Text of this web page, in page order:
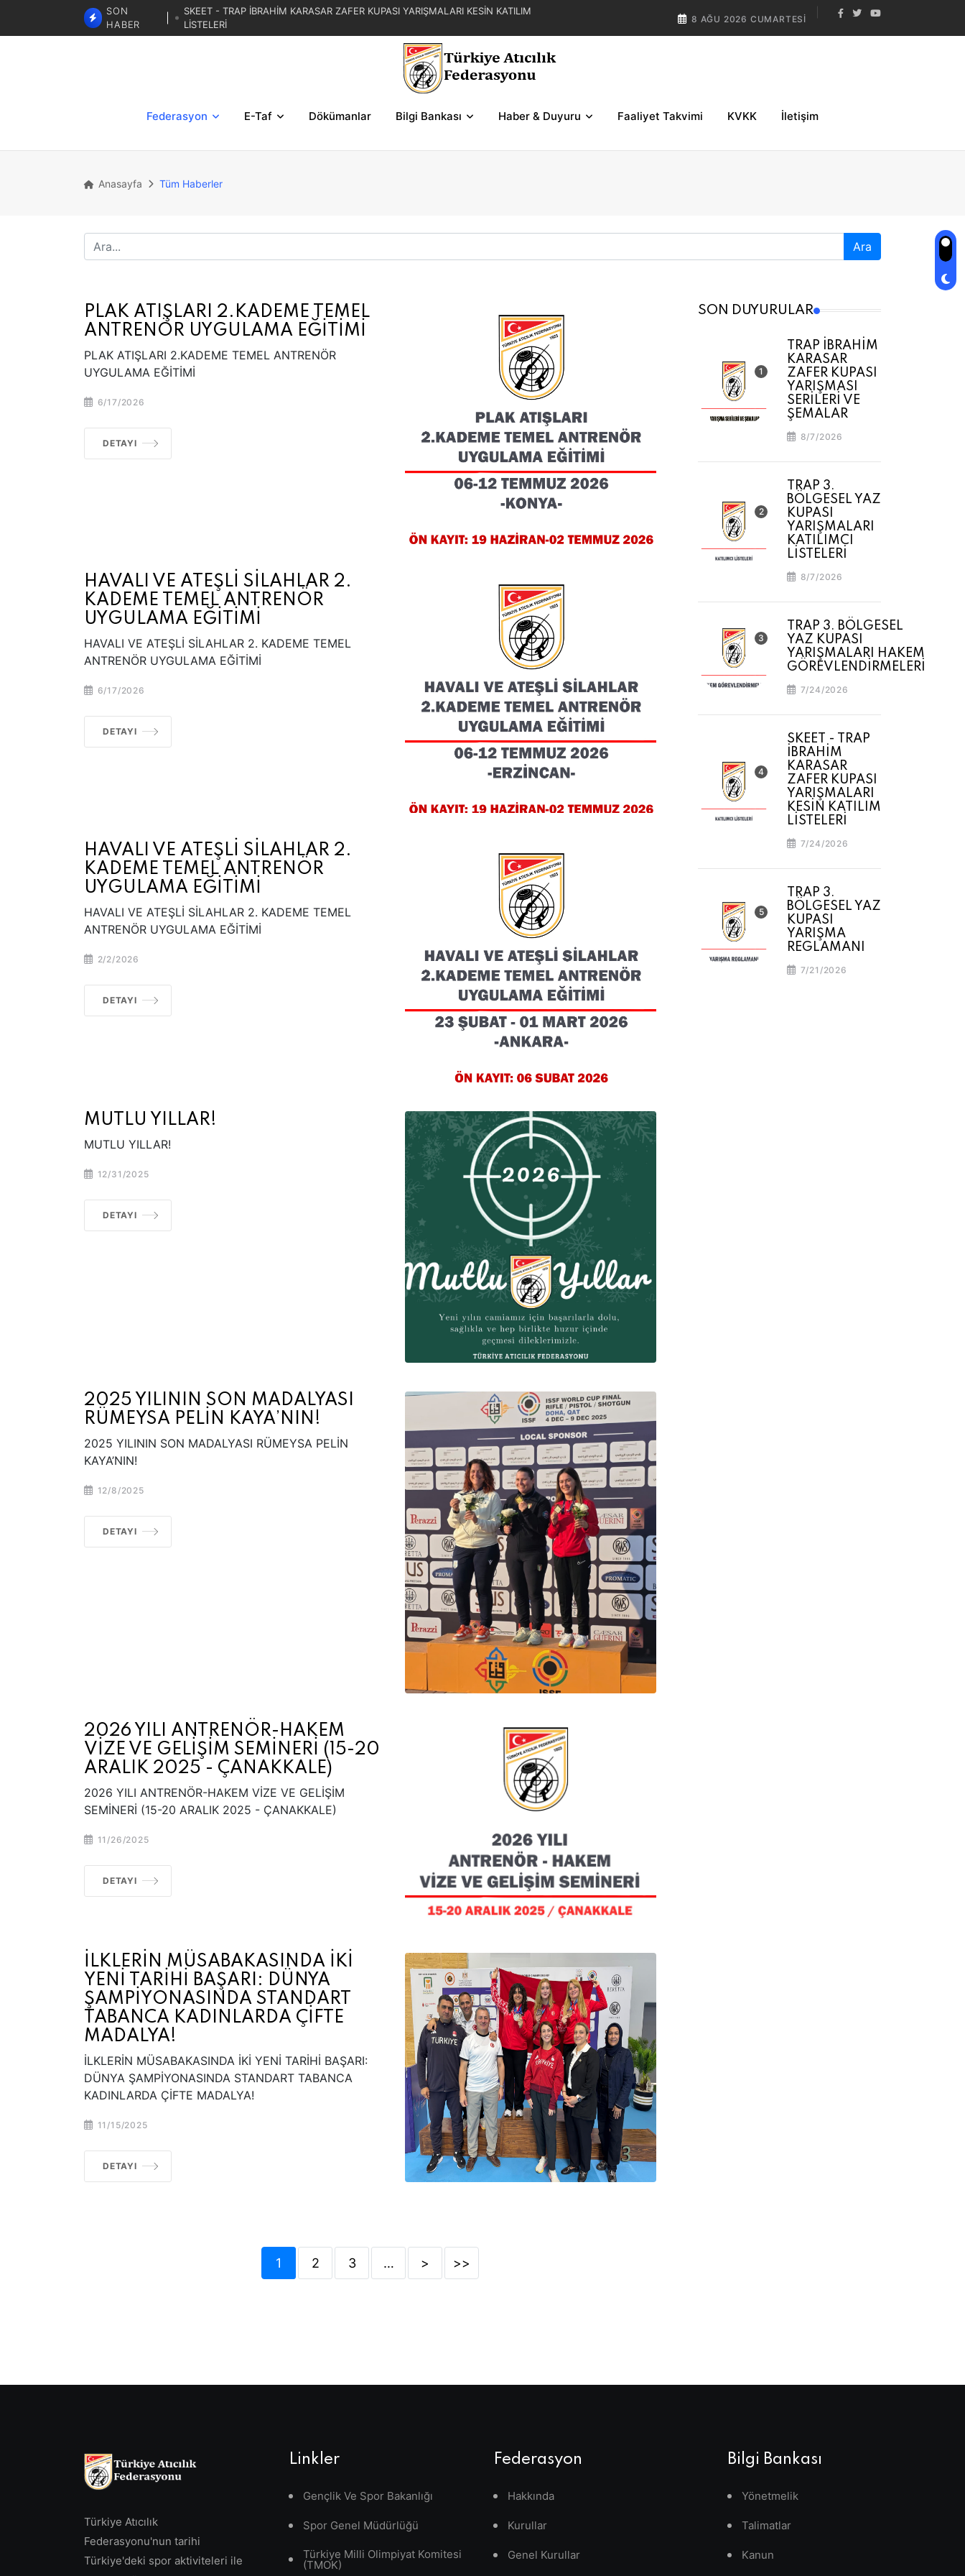
SON
HABER
SKEET - TRAP İBRAHİM KARASAR ZAFER KUPASI YARIŞMALARI KESİN KATILIM
LİSTELERİ
TRAP 3. BÖLGESEL YAZ KUPASI YARIŞMA REGLAMANI
TRAP İBRAHİM KARASAR ZAFER KUPASI YARIŞMASI SERİLERİ VE ŞEMALAR
8 AĞU 2026 CUMARTESI
Federasyon E-Taf Dökümanlar Bilgi Bankası Haber & Duyuru Faaliyet Takvimi KVKK İletişim
Anasayfa Tüm Haberler
Ara
PLAK ATIŞLARI 2.KADEME TEMEL
ANTRENÖR UYGULAMA EĞİTİMİ
PLAK ATIŞLARI 2.KADEME TEMEL ANTRENÖR
UYGULAMA EĞİTİMİ
6/17/2026
DETAYI
HAVALI VE ATEŞLİ SİLAHLAR 2.
KADEME TEMEL ANTRENÖR
UYGULAMA EĞİTİMİ
HAVALI VE ATEŞLİ SİLAHLAR 2. KADEME TEMEL
ANTRENÖR UYGULAMA EĞİTİMİ
6/17/2026
DETAYI
HAVALI VE ATEŞLİ SİLAHLAR 2.
KADEME TEMEL ANTRENÖR
UYGULAMA EĞİTİMİ
HAVALI VE ATEŞLİ SİLAHLAR 2. KADEME TEMEL
ANTRENÖR UYGULAMA EĞİTİMİ
2/2/2026
DETAYI
MUTLU YILLAR!
MUTLU YILLAR!
12/31/2025
DETAYI
2025 YILININ SON MADALYASI
RÜMEYSA PELİN KAYA’NIN!
2025 YILININ SON MADALYASI RÜMEYSA PELİN
KAYA’NIN!
12/8/2025
DETAYI
2026 YILI ANTRENÖR-HAKEM
VİZE VE GELİŞİM SEMİNERİ (15-20
ARALIK 2025 - ÇANAKKALE)
2026 YILI ANTRENÖR-HAKEM VİZE VE GELİŞİM
SEMİNERİ (15-20 ARALIK 2025 - ÇANAKKALE)
11/26/2025
DETAYI
İLKLERİN MÜSABAKASINDA İKİ
YENİ TARİHİ BAŞARI: DÜNYA
ŞAMPİYONASINDA STANDART
TABANCA KADINLARDA ÇİFTE
MADALYA!
İLKLERİN MÜSABAKASINDA İKİ YENİ TARİHİ BAŞARI:
DÜNYA ŞAMPİYONASINDA STANDART TABANCA
KADINLARDA ÇİFTE MADALYA!
11/15/2025
DETAYI
1 2 3 … > >>
SON DUYURULAR
TRAP İBRAHİM
KARASAR
ZAFER KUPASI
YARIŞMASI
SERİLERİ VE
ŞEMALAR
8/7/2026
TRAP 3.
BÖLGESEL YAZ
KUPASI
YARIŞMALARI
KATILIMCI
LİSTELERİ
8/7/2026
TRAP 3. BÖLGESEL
YAZ KUPASI
YARIŞMALARI HAKEM
GÖREVLENDİRMELERİ
7/24/2026
SKEET - TRAP
İBRAHİM
KARASAR
ZAFER KUPASI
YARIŞMALARI
KESİN KATILIM
LİSTELERİ
7/24/2026
TRAP 3.
BÖLGESEL YAZ
KUPASI
YARIŞMA
REGLAMANI
7/21/2026
Türkiye Atıcılık
Federasyonu'nun tarihi
Türkiye'deki spor aktiviteleri ile
Linkler
Gençlik Ve Spor Bakanlığı
Spor Genel Müdürlüğü
Türkiye Milli Olimpiyat Komitesi
(TMOK)
Federasyon
Hakkında
Kurullar
Genel Kurullar
Bilgi Bankası
Yönetmelik
Talimatlar
Kanun